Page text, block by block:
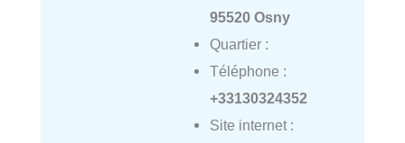
95520 Osny
Quartier :
Téléphone :
+33130324352
Site internet :